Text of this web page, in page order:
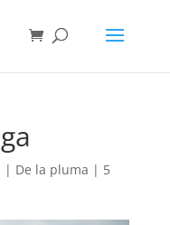
| De la pluma | 5